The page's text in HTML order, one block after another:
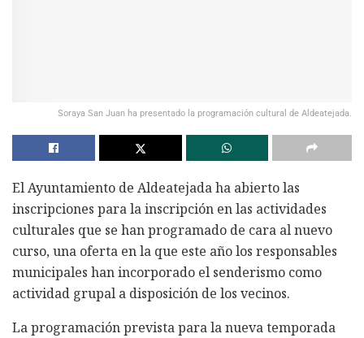
Soraya San Juan ha presentado la programación cultural de Aldeatejada.
El Ayuntamiento de Aldeatejada ha abierto las
inscripciones para la inscripción en las actividades
culturales que se han programado de cara al nuevo
curso, una oferta en la que este año los responsables
municipales han incorporado el senderismo como
actividad grupal a disposición de los vecinos.
La programación prevista para la nueva temporada